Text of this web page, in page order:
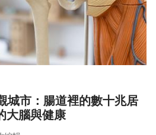
城市：腸道裡的數十兆居
大腦與健康